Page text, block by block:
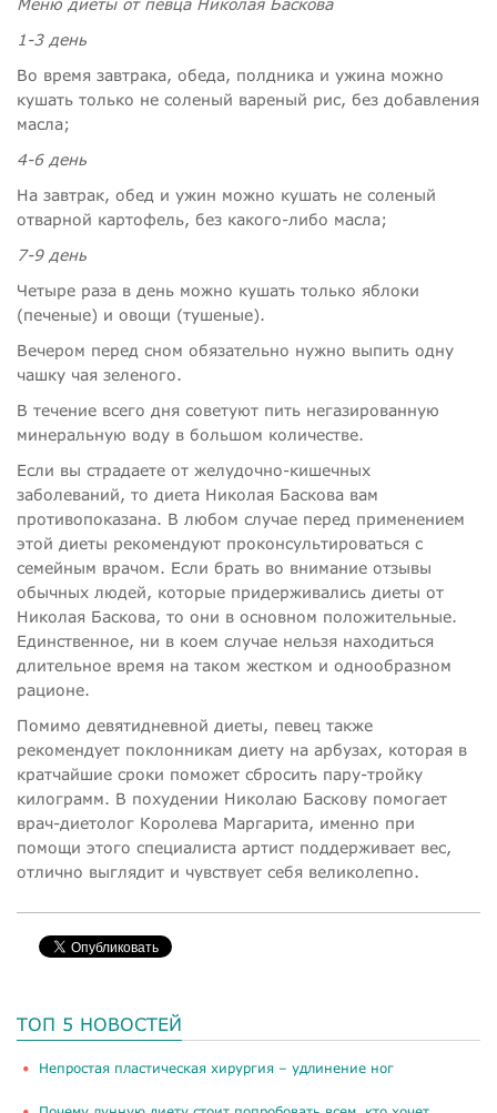
Меню диеты от певца Николая Баскова
1-3 день
Во время завтрака, обеда, полдника и ужина можно
кушать только не соленый вареный рис, без добавления
масла;
4-6 день
На завтрак, обед и ужин можно кушать не соленый
отварной картофель, без какого-либо масла;
7-9 день
Четыре раза в день можно кушать только яблоки
(печеные) и овощи (тушеные).
Вечером перед сном обязательно нужно выпить одну
чашку чая зеленого.
В течение всего дня советуют пить негазированную
минеральную воду в большом количестве.
Если вы страдаете от желудочно-кишечных
заболеваний, то диета Николая Баскова вам
противопоказана. В любом случае перед применением
этой диеты рекомендуют проконсультироваться с
семейным врачом. Если брать во внимание отзывы
обычных людей, которые придерживались диеты от
Николая Баскова, то они в основном положительные.
Единственное, ни в коем случае нельзя находиться
длительное время на таком жестком и однообразном
рационе.
Помимо девятидневной диеты, певец также
рекомендует поклонникам диету на арбузах, которая в
кратчайшие сроки поможет сбросить пару-тройку
килограмм. В похудении Николаю Баскову помогает
врач-диетолог Королева Маргарита, именно при
помощи этого специалиста артист поддерживает вес,
отлично выглядит и чувствует себя великолепно.
ТОП 5 НОВОСТЕЙ
​Непростая пластическая хирургия – удлинение ног